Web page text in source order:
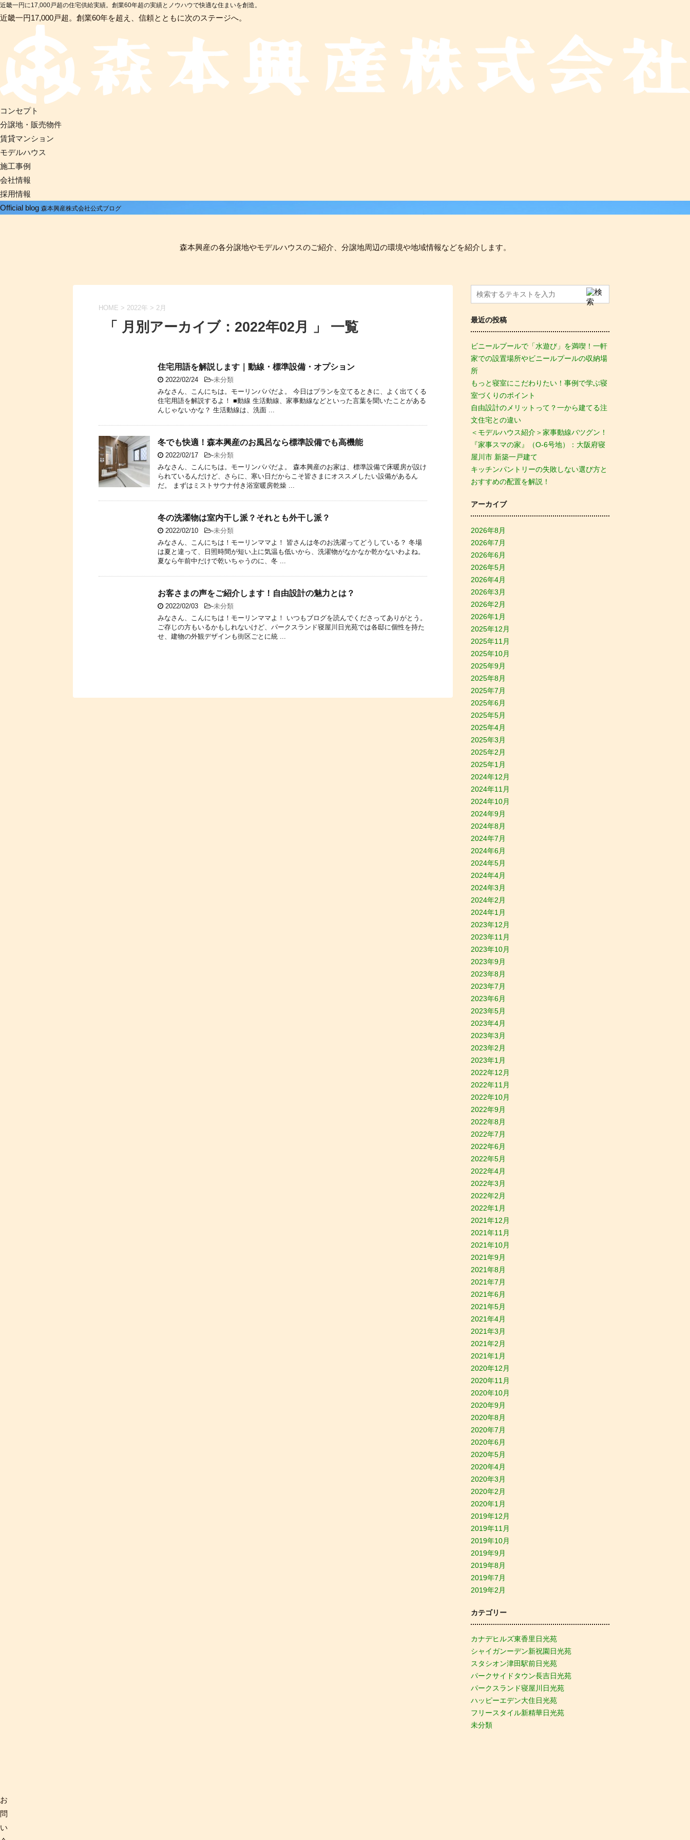
近畿一円に17,000戸超の住宅供給実績。創業60年超の実績とノウハウで快適な住まいを創造。
近畿一円17,000戸超。創業60年を超え、信頼とともに次のステージへ。
コンセプト
分譲地・販売物件
賃貸マンション
モデルハウス
施工事例
会社情報
採用情報
Official blog 森本興産株式会社公式ブログ
森本興産の各分譲地やモデルハウスのご紹介、分譲地周辺の環境や地域情報などを紹介します。
HOME > 2022年 > 2月
「 月別アーカイブ：2022年02月 」 一覧
住宅用語を解説します｜動線・標準設備・オプション
2022/02/24 -未分類
みなさん、こんにちは。モーリンパパだよ。 今日はプランを立てるときに、よく出てくる
住宅用語を解説するよ！ ■動線 生活動線、家事動線などといった言葉を聞いたことがある
んじゃないかな？ 生活動線は、洗面 ...
冬でも快適！森本興産のお風呂なら標準設備でも高機能
2022/02/17 -未分類
みなさん、こんにちは。モーリンパパだよ。 森本興産のお家は、標準設備で床暖房が設け
られているんだけど、さらに、寒い日だからこそ皆さまにオススメしたい設備があるん
だ。 まずはミストサウナ付き浴室暖房乾燥 ...
冬の洗濯物は室内干し派？それとも外干し派？
2022/02/10 -未分類
みなさん、こんにちは！モーリンママよ！ 皆さんは冬のお洗濯ってどうしている？ 冬場
は夏と違って、日照時間が短い上に気温も低いから、洗濯物がなかなか乾かないわよね。
夏なら午前中だけで乾いちゃうのに、冬 ...
お客さまの声をご紹介します！自由設計の魅力とは？
2022/02/03 -未分類
みなさん、こんにちは！モーリンママよ！ いつもブログを読んでくださってありがとう。
ご存じの方もいるかもしれないけど、パークスランド寝屋川日光苑では各邸に個性を持た
せ、建物の外観デザインも街区ごとに統 ...
最近の投稿
ビニールプールで「水遊び」を満喫！一軒
家での設置場所やビニールプールの収納場
所
もっと寝室にこだわりたい！事例で学ぶ寝
室づくりのポイント
自由設計のメリットって？一から建てる注
文住宅との違い
＜モデルハウス紹介＞家事動線バツグン！
『家事スマの家』（O-6号地）：大阪府寝
屋川市 新築一戸建て
キッチンパントリーの失敗しない選び方と
おすすめの配置を解説！
アーカイブ
2026年8月
2026年7月
2026年6月
2026年5月
2026年4月
2026年3月
2026年2月
2026年1月
2025年12月
2025年11月
2025年10月
2025年9月
2025年8月
2025年7月
2025年6月
2025年5月
2025年4月
2025年3月
2025年2月
2025年1月
2024年12月
2024年11月
2024年10月
2024年9月
2024年8月
2024年7月
2024年6月
2024年5月
2024年4月
2024年3月
2024年2月
2024年1月
2023年12月
2023年11月
2023年10月
2023年9月
2023年8月
2023年7月
2023年6月
2023年5月
2023年4月
2023年3月
2023年2月
2023年1月
2022年12月
2022年11月
2022年10月
2022年9月
2022年8月
2022年7月
2022年6月
2022年5月
2022年4月
2022年3月
2022年2月
2022年1月
2021年12月
2021年11月
2021年10月
2021年9月
2021年8月
2021年7月
2021年6月
2021年5月
2021年4月
2021年3月
2021年2月
2021年1月
2020年12月
2020年11月
2020年10月
2020年9月
2020年8月
2020年7月
2020年6月
2020年5月
2020年4月
2020年3月
2020年2月
2020年1月
2019年12月
2019年11月
2019年10月
2019年9月
2019年8月
2019年7月
2019年2月
カテゴリー
カナデヒルズ東香里日光苑
シャイガンーデン新祝園日光苑
スタシオン津田駅前日光苑
パークサイドタウン長吉日光苑
パークスランド寝屋川日光苑
ハッピーエデン大住日光苑
フリースタイル新精華日光苑
未分類
お
問
い